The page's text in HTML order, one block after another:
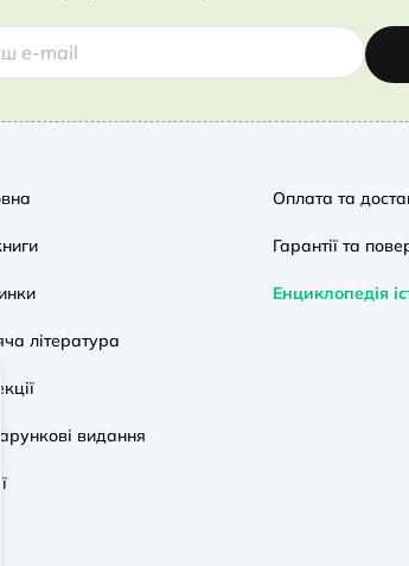
література
видання
Оплата та
Гарантії та
Енциклопедія